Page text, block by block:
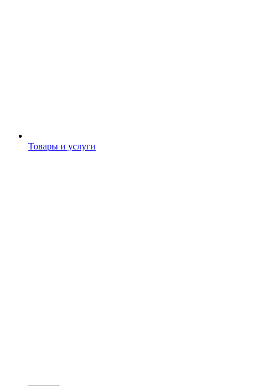
Товары и услуги